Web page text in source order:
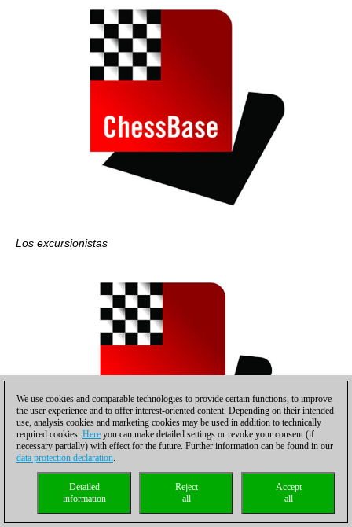
Los excursionistas
El famoso “Sansón”
We use cookies and comparable technologies to provide certain functions, to improve
the user experience and to offer interest-oriented content. Depending on their intended
use, analysis cookies and marketing cookies may be used in addition to technically
required cookies. Here you can make detailed settings or revoke your consent (if
necessary partially) with effect for the future. Further information can be found in our
data protection declaration.
Accept
all
Reject
all
Detailed
information